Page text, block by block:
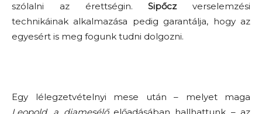
szólalni az érettségin.Sipőczverselemzési
technikáinak alkalmazása pedig garantálja, hogy az
egyesért is meg fogunk tudni dolgozni.
Egy lélegzetvételnyi mese után – melyet maga